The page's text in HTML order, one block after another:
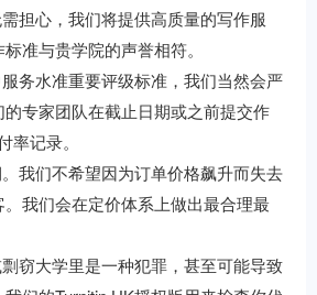
担心，我们将提供高质量的写作服
准与贵学院的声誉相符。
务水准重要评级标准，我们当然会严
专家团队在截止日期或之前提交作
率记录。
我们不希望因为订单价格飙升而失去
我们会在定价体系上做出最合理最
窃大学里是一种犯罪，甚至可能导致